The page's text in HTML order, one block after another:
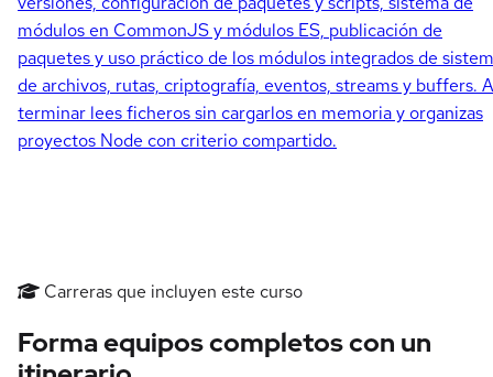
módulos en CommonJS y módulos ES, publicación de
paquetes y uso práctico de los módulos integrados de
de archivos, rutas, criptografía, eventos, streams y buffers.
terminar lees ficheros sin cargarlos en memoria y organizas
proyectos Node con criterio compartido.
Carreras que incluyen este curso
Forma equipos completos con un